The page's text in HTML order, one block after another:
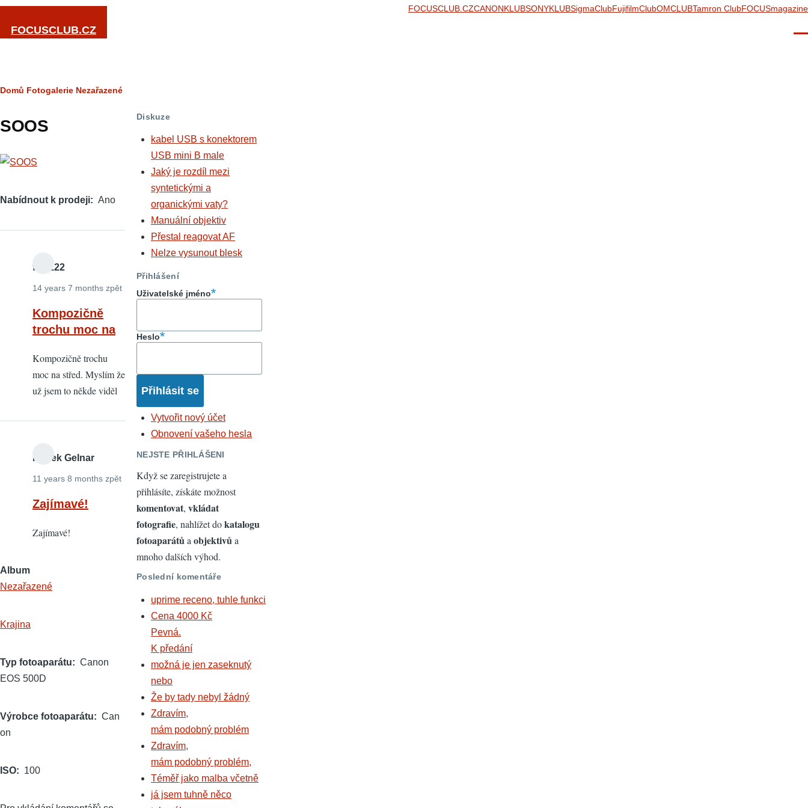
Přejít k hlavnímu obsahu
FOCUSCLUB.CZ
FOCUSCLUB.CZCANONKLUBSONYKLUBSigmaClubFujifilmClubOMCLUBTamron ClubFOCUSmagazine
Drobečková
Domů Fotogalerie Nezařazené
SOOS
Nabídnout k prodeji Ano
filip122
14 years 7 months zpět
Kompozičně
trochu moc na
Kompozičně trochu
moc na střed. Myslím že
už jsem to někde viděl
Radek Gelnar
11 years 8 months zpět
Zajímavé!
Zajímavé!
Album
Nezařazené
Krajina
Typ fotoaparátu
Canon
EOS 500D
Výrobce fotoaparátu
Can
on
ISO 100
Diskuze
kabel USB s konektorem
USB mini B male
Jaký je rozdíl mezi
syntetickými a
organickými vaty?
Manuální objektiv
Přestal reagovat AF
Nelze vysunout blesk
Přihlášení
Uživatelské jméno
Heslo
Vytvořit nový účet
Obnovení vašeho hesla
NEJSTE PŘIHLÁŠENI
Když se zaregistrujete a
přihlásíte, získáte možnost
komentovat, vkládat
fotografie, nahlížet dokatalogu
fotoaparátůa objektivůa
mnoho dalších výhod.
Poslední komentáře
uprime receno, tuhle funkci
Cena 4000 Kč
Pevná.
K předání
možná je jen zaseknutý
nebo
Že by tady nebyl žádný
Zdravím,
mám podobný problém
Zdravím,
mám podobný problém,
Téměř jako malba včetně
já jsem tuhně něco